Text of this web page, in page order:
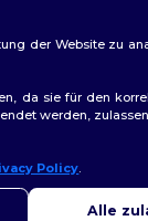
der Website zu
da sie für den
werden,
Policy.
Alle
haben, können
hier, um Ihnen zu